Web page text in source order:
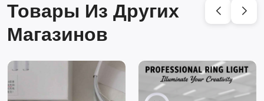
Товары Из Других
Магазинов